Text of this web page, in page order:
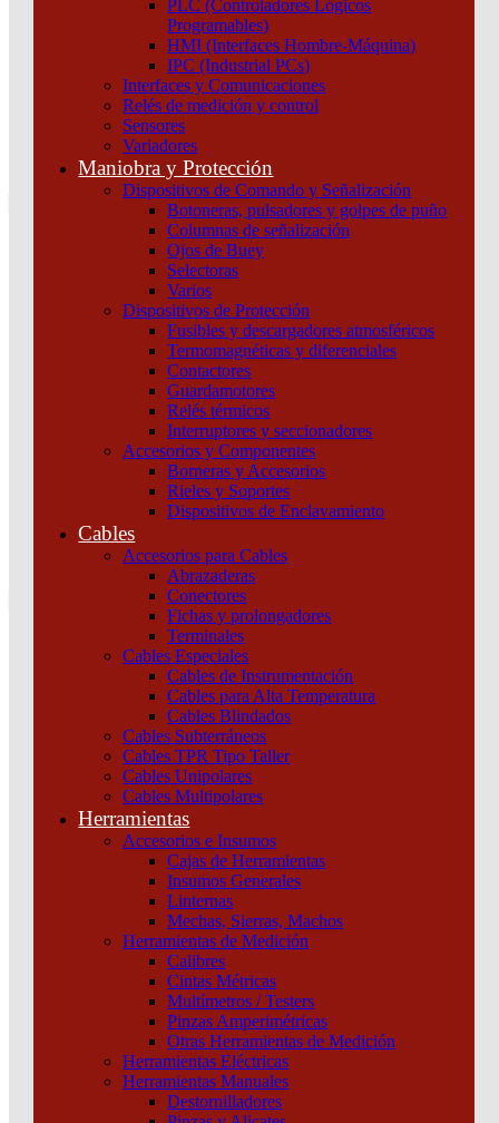
PLC (Controladores Lógicos
Programables)
HMI (Interfaces Hombre-Máquina)
IPC (Industrial PCs)
Interfaces y Comunicaciones
Relés de medición y control
Sensores
Variadores
Maniobra y Protección
Dispositivos de Comando y Señalización
Botoneras, pulsadores y golpes de puño
Columnas de señalización
Ojos de Buey
Selectoras
Varios
Dispositivos de Protección
Fusibles y descargadores atmosféricos
Termomagnéticas y diferenciales
Contactores
Guardamotores
Relés térmicos
Interruptores y seccionadores
Accesorios y Componentes
Borneras y Accesorios
Rieles y Soportes
Dispositivos de Enclavamiento
Cables
Accesorios para Cables
Abrazaderas
Conectores
Fichas y prolongadores
Terminales
Cables Especiales
Cables de Instrumentación
Cables para Alta Temperatura
Cables Blindados
Cables Subterráneos
Cables TPR Tipo Taller
Cables Unipolares
Cables Multipolares
Herramientas
Accesorios e Insumos
Cajas de Herramientas
Insumos Generales
Linternas
Mechas, Sierras, Machos
Herramientas de Medición
Calibres
Cintas Métricas
Multímetros / Testers
Pinzas Amperimétricas
Otras Herramientas de Medición
Herramientas Eléctricas
Herramientas Manuales
Destornilladores
Atención por WhatsApp
Tu pedido
¿Que estas buscando hoy?
Atención telefónica
Atención por WhatsApp
Iluminación/Lámparas/Lámparas LED
ECO BLANCO 15W GU10 AC200-240V CALIDO 2700K 25º